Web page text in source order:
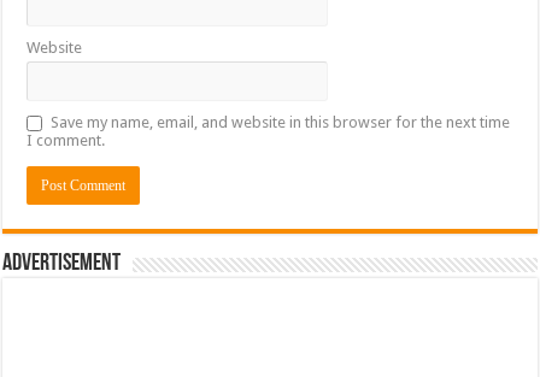
Website
Save my name, email, and website in this browser for the next time
I comment.
Advertisement